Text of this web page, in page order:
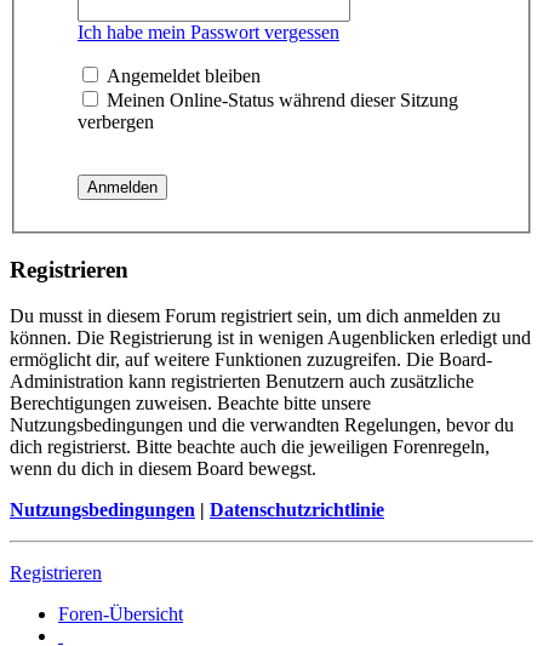
Ich habe mein Passwort vergessen
Angemeldet bleiben
Meinen Online-Status während dieser Sitzung
verbergen
Registrieren
Du musst in diesem Forum registriert sein, um dich anmelden zu
können. Die Registrierung ist in wenigen Augenblicken erledigt und
ermöglicht dir, auf weitere Funktionen zuzugreifen. Die Board-
Administration kann registrierten Benutzern auch zusätzliche
Berechtigungen zuweisen. Beachte bitte unsere
Nutzungsbedingungen und die verwandten Regelungen, bevor du
dich registrierst. Bitte beachte auch die jeweiligen Forenregeln,
wenn du dich in diesem Board bewegst.
Nutzungsbedingungen | Datenschutzrichtlinie
Registrieren
Foren-Übersicht